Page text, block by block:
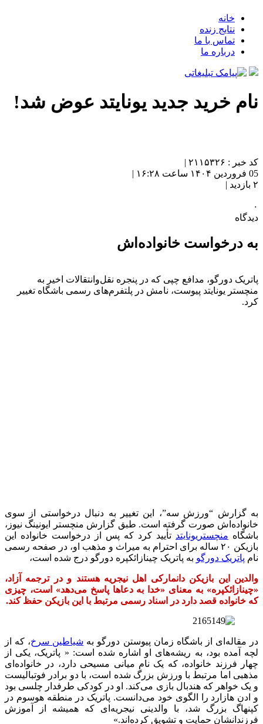
خانه
نتایج زنده
تماس با ما
درباره ما
نام خرید جدید یونایتد عوض شد!
کد خبر : ۲۱۱۵۳۲۶ |
05 فروردین ۱۴۰۴ ساعت ۱۶:۲۸ |
۲ بازدید |
۰
دیدگاه
به درخواست خانواده‌اش
پاتریک دورگو، مدافع چپی که در پنجره نقل‌وانتقالات اخیر به
منچستر یونایتد پیوست، نامش در پلتفرم‌های رسمی باشگاه تغییر
کرد.
به گزارش “ورزش سه”، این تغییر به دنبال درخواستی از سوی
خانواده‌اش صورت گرفته است. طبق گزارش منچستر ایونینگ نیوز،
باشگاه منچستریونایتد تأیید کرد که پس از درخواست خانواده این
بازیکن ۲۰ ساله برای احترام به میراث و مذهب او، در صفحه رسمی
نام پاتریک دورگو به پاتریک چینازائکپره دورگو درج شده است،
والدین این بازیکن دانمارکی اهل نیجریه هستند و در ترجمه آزاد،
«چینازائکپره» به معنای «خدا به دعاها پاسخ می‌دهد» است، چیزی
که خانواده قصد دارد در اسناد رسمی مرتبط با این بازیکن حفظ کند.
در مقاله‌ای از باشگاه زمان پیوستن دورگو به شیاطین سرخ، که از
لچه آمده بود، به ریشه‌های او اشاره شده است: « پاتریک، یکی از
چهار فرزند خانواده، که یک نام میانی مسیحی دارد، در خانواده‌ای
مذهبی اما مرتبط با ورزش بزرگ شده است، با دو برادر فوتبالیست
و یک خواهر که هندبال بازی می‌کند. او در کودکی طرفدار چلسی بود
و ادن هازارد را الگوی خود می‌دانست. پاتریک در منطقه هوسوم در
کپنهاگ بزرگ شد، با والدینی نیجریه‌ای که همیشه از آموزش
فرزندانشان حمایت و تشویق کرده‌اند.»